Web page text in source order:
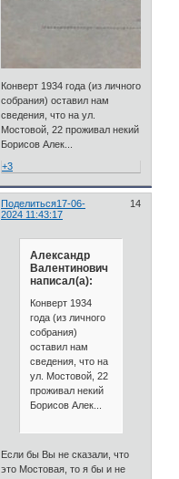
Конверт 1934 года (из личного
собрания) оставил нам
сведения, что на ул.
Мостовой, 22 проживал некий
Борисов Алек...
+3
Поделиться 14
17-06-
2024 11:43:17
Александр
Валентинович
написал(а):
Конверт 1934
года (из личного
собрания)
оставил нам
сведения, что на
ул. Мостовой, 22
проживал некий
Борисов Алек...
Если бы Вы не сказали, что
это Мостовая, то я бы и не